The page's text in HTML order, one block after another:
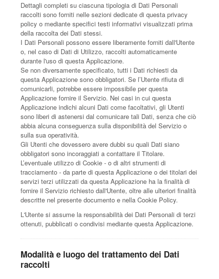
Dettagli completi su ciascuna tipologia di Dati Personali
raccolti sono forniti nelle sezioni dedicate di questa privacy
policy o mediante specifici testi informativi visualizzati prima
della raccolta dei Dati stessi.
I Dati Personali possono essere liberamente forniti dall'Utente
o, nel caso di Dati di Utilizzo, raccolti automaticamente
durante l'uso di questa Applicazione.
Se non diversamente specificato, tutti i Dati richiesti da
questa Applicazione sono obbligatori. Se l’Utente rifiuta di
comunicarli, potrebbe essere impossibile per questa
Applicazione fornire il Servizio. Nei casi in cui questa
Applicazione indichi alcuni Dati come facoltativi, gli Utenti
sono liberi di astenersi dal comunicare tali Dati, senza che ciò
abbia alcuna conseguenza sulla disponibilità del Servizio o
sulla sua operatività.
Gli Utenti che dovessero avere dubbi su quali Dati siano
obbligatori sono incoraggiati a contattare il Titolare.
L’eventuale utilizzo di Cookie - o di altri strumenti di
tracciamento - da parte di questa Applicazione o dei titolari dei
servizi terzi utilizzati da questa Applicazione ha la finalità di
fornire il Servizio richiesto dall'Utente, oltre alle ulteriori finalità
descritte nel presente documento e nella Cookie Policy.
L'Utente si assume la responsabilità dei Dati Personali di terzi
ottenuti, pubblicati o condivisi mediante questa Applicazione.
Modalità e luogo del trattamento dei Dati
raccolti